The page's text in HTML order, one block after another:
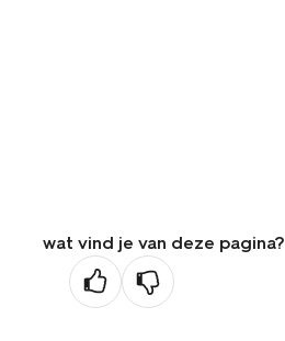
wat vind je van deze pagina?